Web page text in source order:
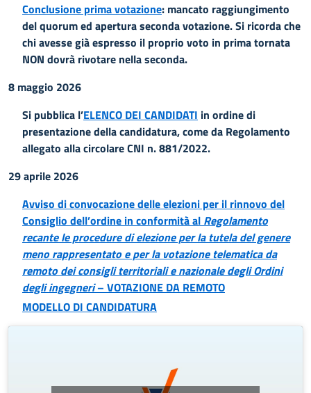
Conclusione prima votazione: mancato raggiungimento
del quorum ed apertura seconda votazione. Si ricorda che
chi avesse già espresso il proprio voto in prima tornata
NON dovrà rivotare nella seconda.
8 maggio 2026
Si pubblica l’ELENCO DEI CANDIDATI in ordine di
presentazione della candidatura, come da Regolamento
allegato alla circolare CNI n. 881/2022.
29 aprile 2026
Avviso di convocazione delle elezioni per il rinnovo del
Consiglio dell’ordine in conformità al Regolamento
recante le procedure di elezione per la tutela del genere
meno rappresentato e per la votazione telematica da
remoto dei consigli territoriali e nazionale degli Ordini
degli ingegneri– VOTAZIONE DA REMOTO
MODELLO DI CANDIDATURA